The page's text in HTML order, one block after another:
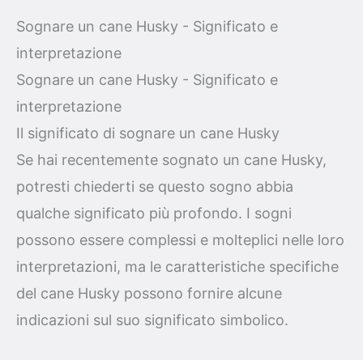
Sognare un cane Husky - Significato e
interpretazione
Sognare un cane Husky - Significato e
interpretazione
Il significato di sognare un cane Husky
Se hai recentemente sognato un cane Husky,
potresti chiederti se questo sogno abbia
qualche significato più profondo. I sogni
possono essere complessi e molteplici nelle loro
interpretazioni, ma le caratteristiche specifiche
del cane Husky possono fornire alcune
indicazioni sul suo significato simbolico.